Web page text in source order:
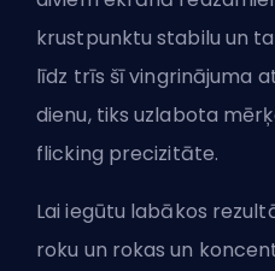
krustpunktu stabilu un
līdz trīs šī vingrinājuma
dienu, tiks uzlabota
flicking precizitāte.
Lai iegūtu labākos
roku un rokas un